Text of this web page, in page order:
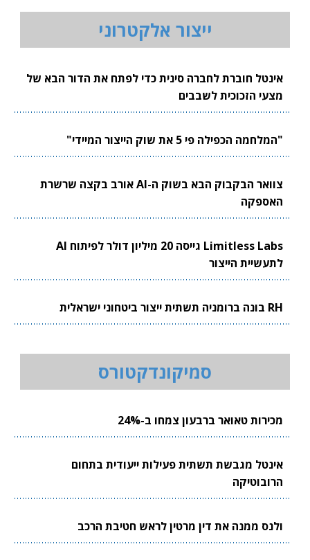
ייצור אלקטרוני
אינטל חוברת לחברה סינית כדי לפתח את הדור הבא של
מצעי הזכוכית לשבבים
"המלחמה הכפילה פי 5 את שוק הייצור המיידי"
צוואר הבקבוק הבא בשוק ה-AI אורב בקצה שרשרת
האספקה
Limitless Labs גייסה 20 מיליון דולר לפיתוח AI
לתעשיית הייצור
RH בונה ברומניה תשתית ייצור ביטחוני ישראלית
סמיקונדקטורס
מכירות טאואר ברבעון צמחו ב-24%
אינטל מגבשת תשתית פעילות ייעודית בתחום
הרובוטיקה
ולנס ממנה את דין מרטין לראש חטיבת הרכב